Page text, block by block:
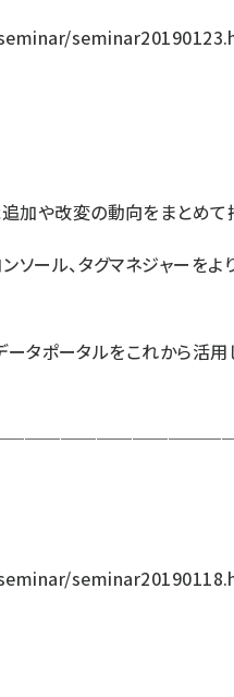
加や改変の動向をまとめて
ソール、タグマネジャーを
ータポータルをこれから活